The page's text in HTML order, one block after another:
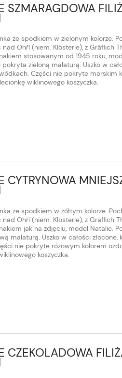
SZMARAGDOWA
ze spodkiem w zielonym kolorze.
Ohří (niem. Klösterle), z Gräflich
stosowanym od 1945 roku,
pokryta zieloną malaturą. Uszko w
Części nie pokryte morskim
wiklinowego koszyczka.
CYTRYNOWA
ze spodkiem w żółtym kolorze.
Ohří (niem. Klösterle), z Gräflich
jak na zdjęciu, model Natalie.
malaturą. Uszko w całości złocone,
nie pokryte różowym kolorem
koszyczka.
CZEKOLADOWA